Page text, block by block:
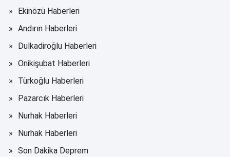
Ekinözü Haberleri
Andırın Haberleri
Dulkadiroğlu Haberleri
Onikişubat Haberleri
Türkoğlu Haberleri
Pazarcık Haberleri
Nurhak Haberleri
Nurhak Haberleri
Son Dakika Deprem